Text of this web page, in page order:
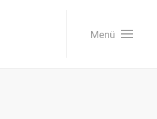
Menü